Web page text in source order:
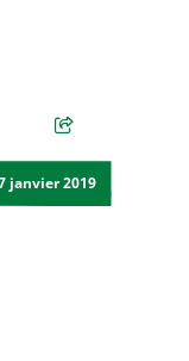
janvier 2019
2019